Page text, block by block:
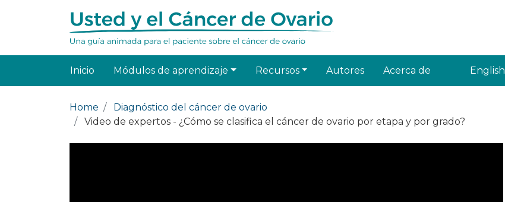
Inicio Módulos de aprendizaje Recursos Autores Acerca de English
Home
Diagnóstico del cáncer de ovario
Video de expertos - ¿Cómo se clasifica el cáncer de ovario por etapa y por grado?